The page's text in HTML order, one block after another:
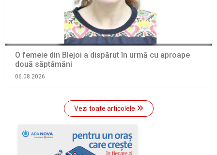
O femeie din Blejoi a dispărut în urmă cu aproape
două săptâmăni
06.08.2026
Vezi toate articolele